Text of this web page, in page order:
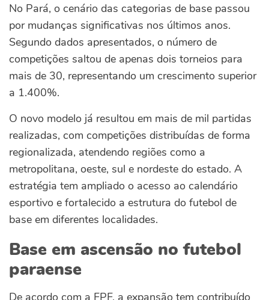
No Pará, o cenário das categorias de base passou
por mudanças significativas nos últimos anos.
Segundo dados apresentados, o número de
competições saltou de apenas dois torneios para
mais de 30, representando um crescimento superior
a 1.400%.
O novo modelo já resultou em mais de mil partidas
realizadas, com competições distribuídas de forma
regionalizada, atendendo regiões como a
metropolitana, oeste, sul e nordeste do estado. A
estratégia tem ampliado o acesso ao calendário
esportivo e fortalecido a estrutura do futebol de
base em diferentes localidades.
Base em ascensão no futebol
paraense
De acordo com a FPF, a expansão tem contribuído